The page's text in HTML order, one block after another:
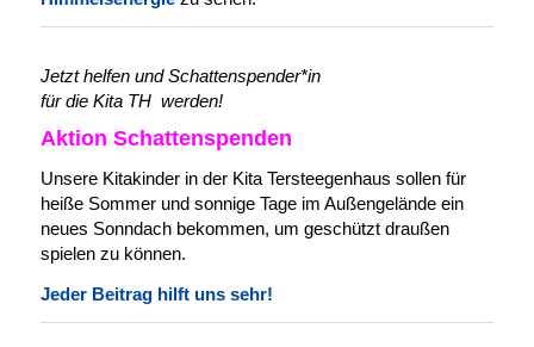
Jetzt helfen und Schattenspender*in
für die Kita TH werden!
Aktion Schattenspenden
Unsere Kitakinder in der Kita Tersteegenhaus sollen für
heiße Sommer und sonnige Tage im Außengelände ein
neues Sonndach bekommen, um geschützt draußen
spielen zu können.
Jeder Beitrag hilft uns sehr!